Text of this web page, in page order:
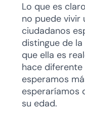
Lo que es
no puede vivir
ciudadanos
distingue de
que ella es
hace diferente
esperamos
esperaríamos
su edad.